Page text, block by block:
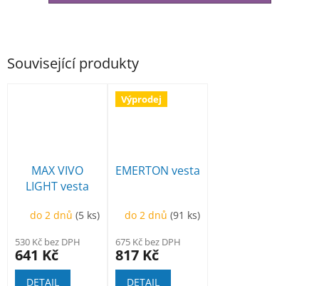
Související produkty
MAX VIVO
LIGHT vesta
do 2 dnů(5 ks)
530 Kč bez DPH
641 Kč
DETAIL
Výprodej
EMERTON vesta
do 2 dnů(91 ks)
675 Kč bez DPH
817 Kč
DETAIL